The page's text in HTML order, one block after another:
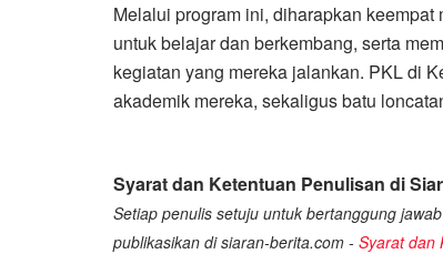
Melalui program ini, diharapkan
untuk belajar dan berkembang, serta
kegiatan yang mereka jalankan. PKL di
akademik mereka, sekaligus batu
Syarat dan Ketentuan Penulisan di
Setiap penulis setuju untuk bertanggung
publikasikan di siaran-berita.com - Syarat dan